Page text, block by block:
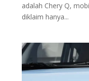
adalah Chery Q,
diklaim hanya...